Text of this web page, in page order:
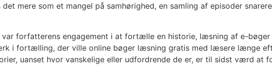
mere som et mangel på samhørighed, en samling af episoder
var forfatterens engagement i at fortælle en historie, læsning af e-
i fortælling, der ville online bøger læsning gratis med læsere længe
uanset hvor vanskelige eller udfordrende de er, er til sidst værd